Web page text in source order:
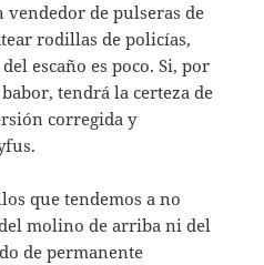
de pulseras de
rodillas de policías,
escaño es poco. Si, por
tendrá la certeza de
corregida y
que tendemos a no
molino de arriba ni del
de permanente